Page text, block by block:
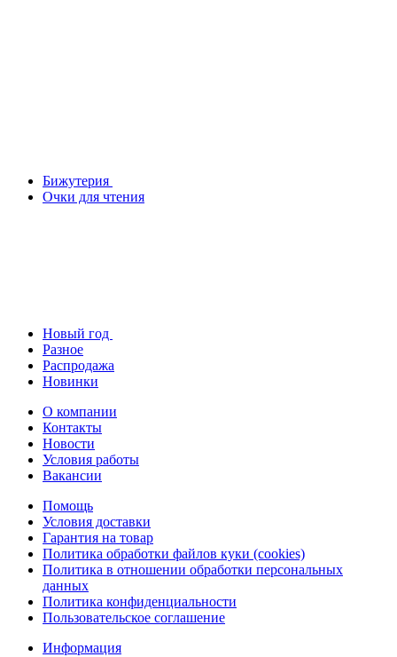
Бижутерия
Очки для чтения
Новый год
Разное
Распродажа
Новинки
О компании
Контакты
Новости
Условия работы
Вакансии
Помощь
Условия доставки
Гарантия на товар
Политика обработки файлов куки (cookies)
Политика в отношении обработки персональных
данных
Политика конфиденциальности
Пользовательское соглашение
Информация